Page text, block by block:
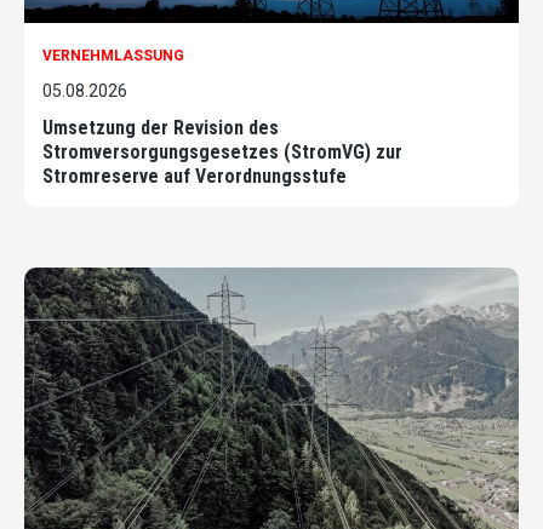
VERNEHMLASSUNG
05.08.2026
Umsetzung der Revision des
Stromversorgungsgesetzes (StromVG) zur
Stromreserve auf Verordnungsstufe